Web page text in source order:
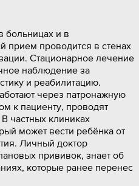
больницах и в
прием проводится в стенах
Стационарное лечение
наблюдение за
и реабилитацию.
через патронажную
к пациенту, проводят
частных клиниках
может вести ребёнка от
Личный доктор
прививок, знает об
которые ранее перенес